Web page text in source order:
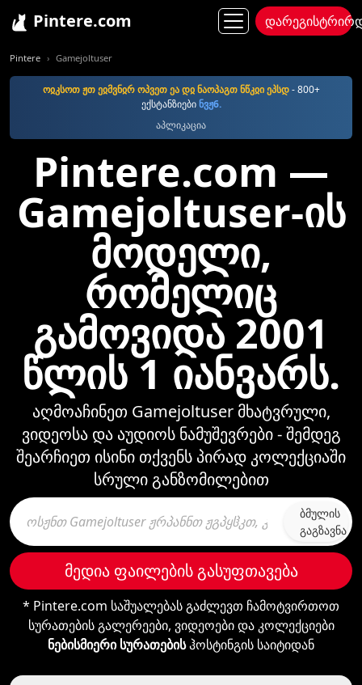
Pintere.com
Pintere Gamejoltuser
ოჲკსოთ ჟთ ეჲმვნჲრ ოპვეთ ეა დჲ ნაოპაგთ ნწკჲი ეპსდ- 800+
ექსტანზიებინვჟ6.
აპლიკაცია
Pintere.com —
Gamejoltuser-ის
მოდელი,
რომელიც
გამოვიდა 2001
წლის 1 იანვარს.
აღმოაჩინეთ Gamejoltuser მხატვრული,
ვიდეოსა და აუდიოს ნამუშევრები - შემდეგ
შეარჩიეთ ისინი თქვენს პირად კოლექციაში
სრული განზომილებით
ბმულის
გაგზავნა
მედია ფაილების გასუფთავება
* Pintere.com საშუალებას გაძლევთ ჩამოტვირთოთ
სურათების გალერეები, ვიდეოები და კოლექციები
ნებისმიერი სურათებისჰოსტინგის საიტიდან